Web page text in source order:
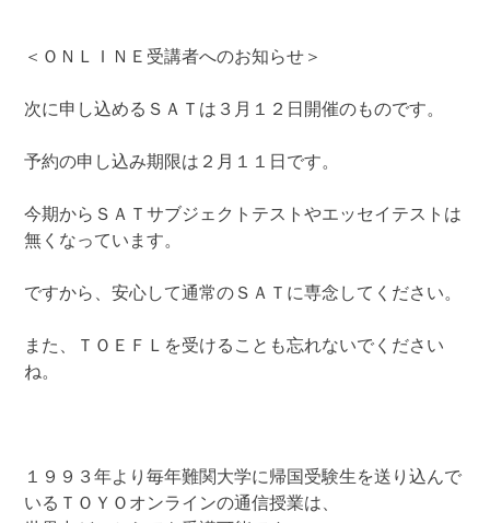
＜ＯＮＬＩＮＥ受講者へのお知らせ＞
次に申し込めるＳＡＴは３月１２日開催のものです。
予約の申し込み期限は２月１１日です。
今期からＳＡＴサブジェクトテストやエッセイテストは
無くなっています。
ですから、安心して通常のＳＡＴに専念してください。
また、ＴＯＥＦＬを受けることも忘れないでください
ね。
１９９３年より毎年難関大学に帰国受験生を送り込んで
いるＴＯＹＯオンラインの通信授業は、